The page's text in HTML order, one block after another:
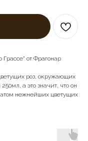
от Фрагонар
роз, окружающих
а это значит, что он
нежнейших цветущих